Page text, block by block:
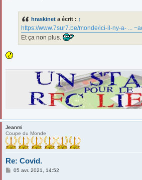
hraskinet a écrit : ↑
https://www.7sur7.be/monde/ici-il-ny-a- ...
Et ça non plus.
Jeanmi
Coupe du Monde
Re: Covid.
M05 avr. 2021, 14:52